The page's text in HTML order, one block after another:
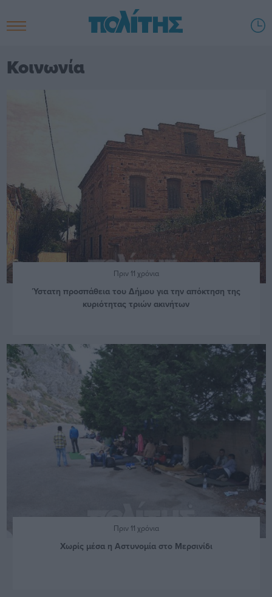
Κοινωνία
Πριν 11 χρόνια
Ύστατη προσπάθεια του Δήμου για την απόκτηση της
κυριότητας τριών ακινήτων
Πριν 11 χρόνια
Χωρίς μέσα η Αστυνομία στο Μερσινίδι